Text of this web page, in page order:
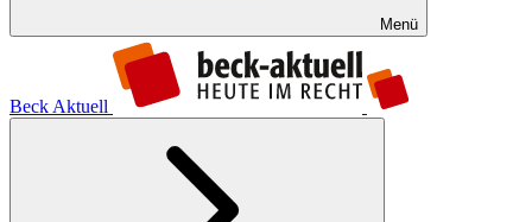
Menü
Beck Aktuell